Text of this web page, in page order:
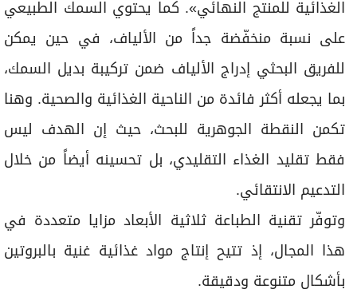
الغذائية للمنتج النهائي». كما يحتوي السمك الطبيعي
على نسبة منخفّضة جداً من الألياف، في حين يمكن
للفريق البحثي إدراج الألياف ضمن تركيبة بديل السمك،
بما يجعله أكثر فائدة من الناحية الغذائية والصحية. وهنا
تكمن النقطة الجوهرية للبحث، حيث إن الهدف ليس
فقط تقليد الغذاء التقليدي، بل تحسينه أيضاً من خلال
التدعيم الانتقائي.
وتوفّر تقنية الطباعة ثلاثية الأبعاد مزايا متعددة في
هذا المجال، إذ تتيح إنتاج مواد غذائية غنية بالبروتين
بأشكال متنوعة ودقيقة.